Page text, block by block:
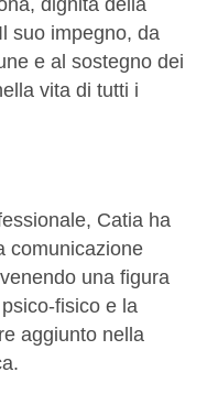
dignità della
suo impegno, da
e al sostegno dei
vita di tutti i
Catia ha
comunicazione
una figura
fisico e la
aggiunto nella